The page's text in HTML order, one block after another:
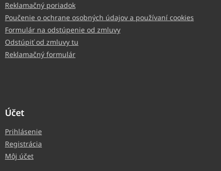
Reklamačný poriadok
Poučenie o ochrane osobných údajov a používaní cookies
Formulár na odstúpenie od zmluvy
Odstúpiť od zmluvy tu
Reklamačný formulár
Účet
Prihlásenie
Registrácia
Môj účet